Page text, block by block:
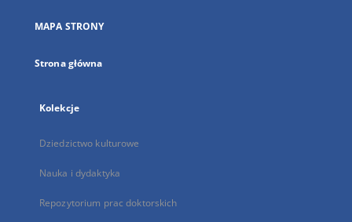
karcie
MAPA STRONY
Strona główna
Kolekcje
Dziedzictwo kulturowe
Nauka i dydaktyka
Repozytorium prac doktorskich